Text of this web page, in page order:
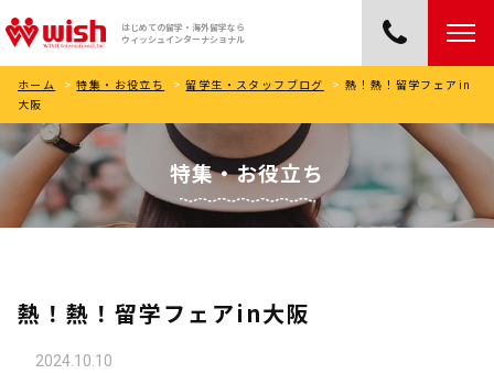
はじめての留学・海外留学なら
ウィッシュインターナショナル
ホーム > 特集・お役立ち > 留学生・スタッフブログ > 熱！熱！留学フェアin
大阪
特集・お役立ち
熱！熱！留学フェアin大阪
2024.10.10